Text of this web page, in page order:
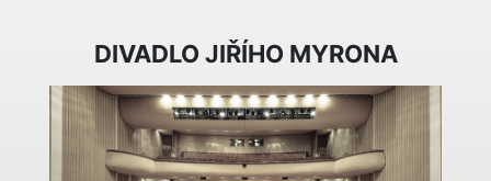
DIVADLO JIŘÍHO MYRONA